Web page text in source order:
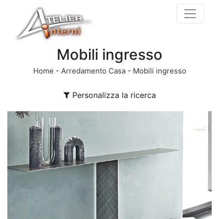
Mobili ingresso
Home - Arredamento Casa - Mobili ingresso
Personalizza la ricerca